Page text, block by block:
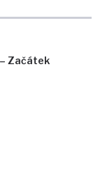
Začátek